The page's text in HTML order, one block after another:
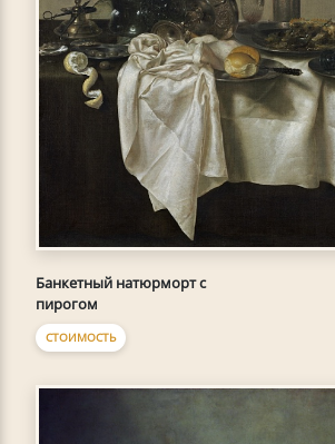
Банкетный натюрморт с
пирогом
СТОИМОСТЬ